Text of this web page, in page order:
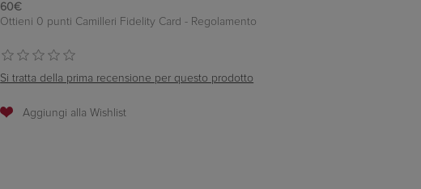
60€
Ottieni 0 punti Camilleri Fidelity Card - Regolamento
Si tratta della prima recensione per questo prodotto